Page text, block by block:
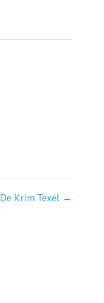
De Krim Texel →